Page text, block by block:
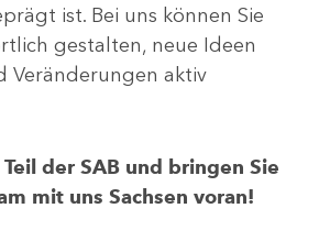
ist. Bei uns können Sie
gestalten, neue Ideen
Veränderungen aktiv
der SAB und bringen Sie
mit uns Sachsen voran!